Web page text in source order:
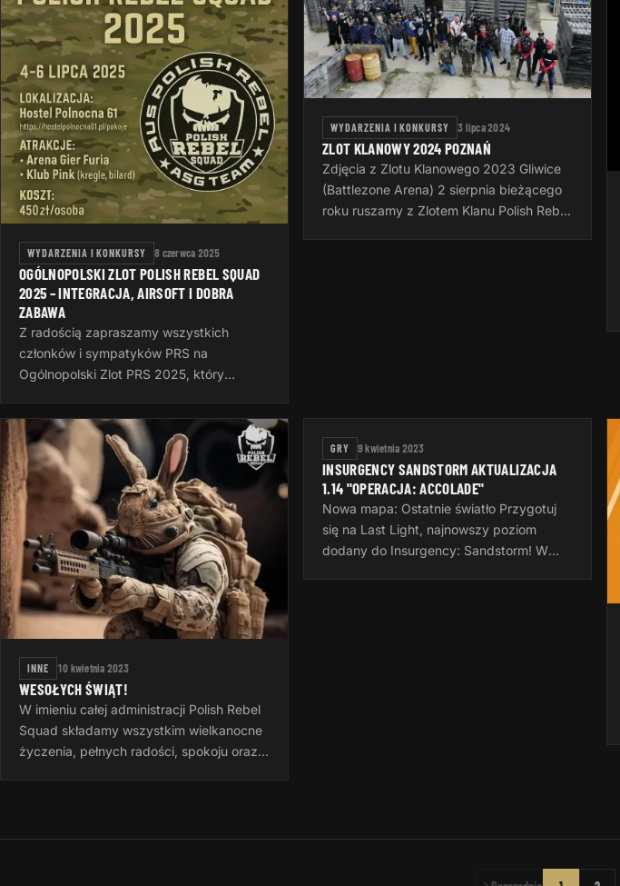
WYDARZENIA I KONKURSY 8 czerwca 2025
OGÓLNOPOLSKI ZLOT POLISH REBEL SQUAD
2025 – INTEGRACJA, AIRSOFT I DOBRA
ZABAWA
Z radością zapraszamy wszystkich
członków i sympatyków PRS na
Ogólnopolski Zlot PRS 2025, który
Śląsku – odwiedzimy Sosnowiec, Rudę
Śląską i Dąbrowę…
WYDARZENIA I KONKURSY 3 lipca 2024
ZLOT KLANOWY 2024 POZNAŃ
Zdjęcia z Zlotu Klanowego 2023 Gliwice
(Battlezone Arena) 2 sierpnia bieżącego
roku ruszamy z Zlotem Klanu Polish Rebel
INNE 10 kwietnia 2023
WESOŁYCH ŚWIĄT!
W imieniu całej administracji Polish Rebel
Squad składamy wszystkim wielkanocne
życzenia, pełnych radości, spokoju oraz
GRY 9 kwietnia 2023
INSURGENCY SANDSTORM AKTUALIZACJA
1.14 "OPERACJA: ACCOLADE"
Nowa mapa: Ostatnie światło Przygotuj
się na Last Light, najnowszy poziom
dodany do Insurgency: Sandstorm! W